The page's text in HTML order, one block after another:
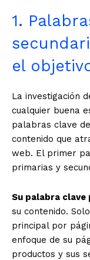
1.
el
La investigación
cualquier buena
palabras clave
contenido que
web. El primer
primarias y
Su palabra clave
su contenido.
principal por
enfoque de su
productos y sus